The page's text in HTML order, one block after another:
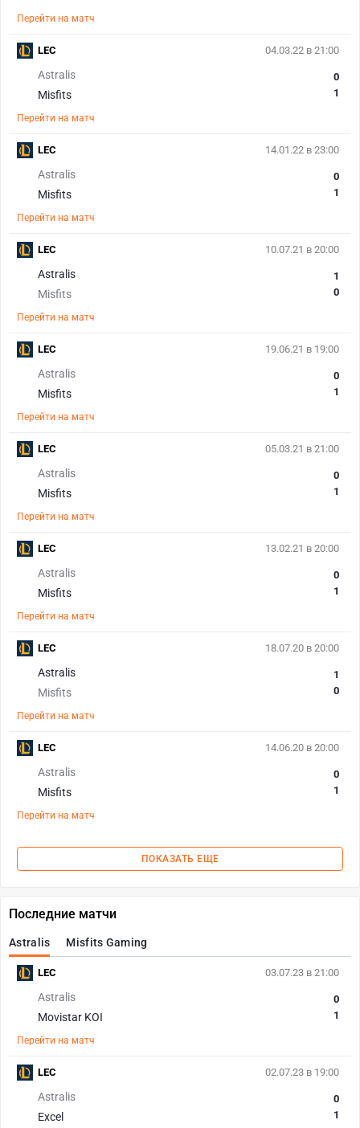
Перейти на матч
04.03.22 в 21:00
Astralis
Misfits
0
1
Перейти на матч
LEC
14.01.22 в 23:00
Astralis
Misfits
0
1
Перейти на матч
LEC
10.07.21 в 20:00
Astralis
Misfits
1
0
Перейти на матч
LEC
19.06.21 в 19:00
Astralis
Misfits
0
1
Перейти на матч
LEC
05.03.21 в 21:00
Astralis
Misfits
0
1
Перейти на матч
LEC
13.02.21 в 20:00
Astralis
Misfits
0
1
Перейти на матч
LEC
18.07.20 в 20:00
Astralis
Misfits
1
0
Перейти на матч
LEC
14.06.20 в 20:00
Astralis
Misfits
0
1
Перейти на матч
LEC
ПОКАЗАТЬ ЕЩЕ
Последние матчи
Astralis Misfits Gaming
03.07.23 в 21:00
Astralis
Movistar KOI
0
1
Перейти на матч
LEC
02.07.23 в 19:00
Astralis
Excel
0
1
LEC